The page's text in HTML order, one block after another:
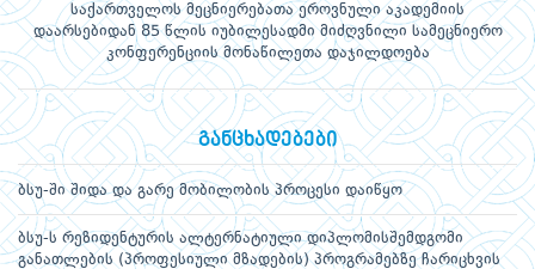
საქართველოს მეცნიერებათა ეროვნული აკადემიის
დაარსებიდან 85 წლის იუბილესადმი მიძღვნილი სამეცნიერო
კონფერენციის მონაწილეთა დაჯილდოება
განცხადებები
ბსუ-ში შიდა და გარე მობილობის პროცესი დაიწყო
ბსუ-ს რეზიდენტურის ალტერნატიული დიპლომისშემდგომი
განათლების (პროფესიული მზადების) პროგრამებზე ჩარიცხვის